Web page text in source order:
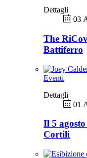
Dettagli
03
The
Battiferro
Eventi
Dettagli
01
Il 5
Cortili